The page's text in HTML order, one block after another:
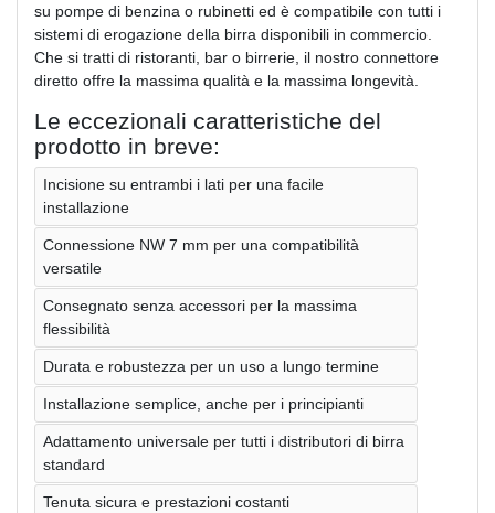
su pompe di benzina o rubinetti ed è compatibile con tutti i
sistemi di erogazione della birra disponibili in commercio.
Che si tratti di ristoranti, bar o birrerie, il nostro connettore
diretto offre la massima qualità e la massima longevità.
Le eccezionali caratteristiche del
prodotto in breve:
Incisione su entrambi i lati per una facile
installazione
Connessione NW 7 mm per una compatibilità
versatile
Consegnato senza accessori per la massima
flessibilità
Durata e robustezza per un uso a lungo termine
Installazione semplice, anche per i principianti
Adattamento universale per tutti i distributori di birra
standard
Tenuta sicura e prestazioni costanti